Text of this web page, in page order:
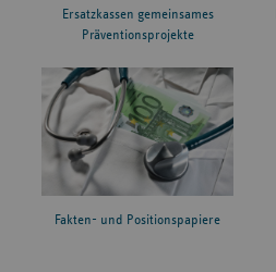
Ersatzkassen gemeinsames
Präventionsprojekte
Fakten- und Positionspapiere